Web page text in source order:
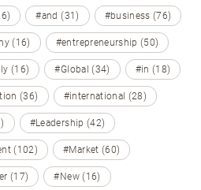
#and (31) #business (76)
(16) #entrepreneurship (50)
(16) #Global (34) #in (18)
(36) #international (28)
#Leadership (42)
(102) #Market (60)
(17) #New (16)